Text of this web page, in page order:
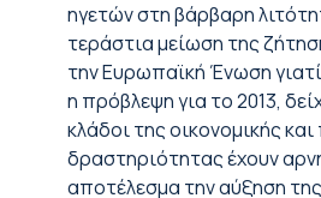
ηγετών στη βάρβαρη
τεράστια μείωση της
την Ευρωπαϊκή Ένωση
η πρόβλεψη για το 2013,
κλάδοι της οικονομικής
δραστηριότητας έχουν
αποτέλεσμα την αύξηση